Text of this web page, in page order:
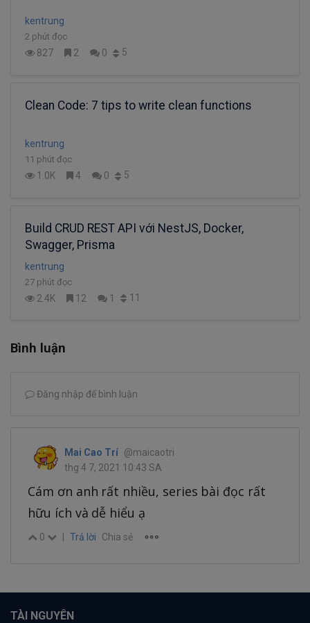
kentrung
2 phút đọc
827 2 0 5
Clean Code: 7 tips to write clean functions
kentrung
11 phút đọc
1.0K 4 0 5
Build CRUD REST API với NestJS, Docker,
Swagger, Prisma
kentrung
27 phút đọc
2.4K 12 1 11
Bình luận
Đăng nhập để bình luận
Mai Cao Trí @maicaotri
thg 4 7, 2021 10:43 SA
Cám ơn anh rất nhiều, series bài đọc rất
hữu ích và dễ hiểu ạ
0 Trả lời Chia sẻ
TÀI NGUYÊN